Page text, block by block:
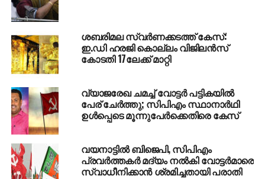
UP NEXT
എസ്പിയുമായുള്ള സഖ്യത്തില്‍ പിന്നോട്ടില്ല,
കോണ്‍ഗ്രസിനേയും പിന്തുണക്കും :
ബി.ജെ.പിക്കെതിരെ ആഞ്ഞടിച്ച് മായാവതി
DON'T MISS
അര്‍ജന്റീന ടീം മാഡ്രിഡിലെത്തി; സ്‌പെയിനിലെ
അങ്കം ചൊവ്വാഴ്ച
ശബരിമല സ്വർണക്കടത്ത്​ കേസ്​:
ഇ.ഡി ഹരജി കൊല്ലം വിജിലൻസ്
കോടതി 17ലേക്ക്​ മാറ്റി
വ്യാജരേഖ ചമച്ച് വോട്ടര്‍ പട്ടികയില്‍
പേര് ചേര്‍ത്തു; സിപിഎം സ്ഥാനാര്‍ഥി
ഉള്‍പ്പെടെ മൂന്നുപേര്‍ക്കെതിരെ കേസ്
വയനാട്ടില്‍ ബിജെപി, സിപിഎം
പ്രവര്‍ത്തകര്‍ മദ്യം നല്‍കി വോട്ടര്‍മാരെ
സ്വാധീനിക്കാന്‍ ശ്രമിച്ചതായി പരാതി